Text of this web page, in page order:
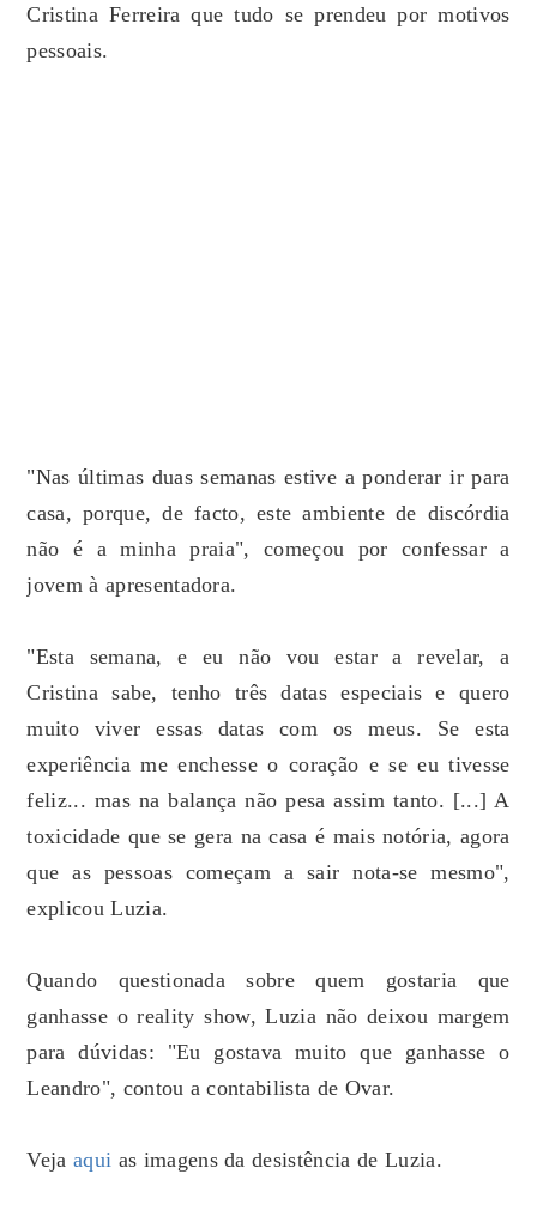
Cristina Ferreira que tudo se prendeu por motivos
pessoais.
"Nas últimas duas semanas estive a ponderar ir para
casa, porque, de facto, este ambiente de discórdia
não é a minha praia", começou por confessar a
jovem à apresentadora.
"Esta semana, e eu não vou estar a revelar, a
Cristina sabe, tenho três datas especiais e quero
muito viver essas datas com os meus. Se esta
experiência me enchesse o coração e se eu tivesse
feliz... mas na balança não pesa assim tanto. [...] A
toxicidade que se gera na casa é mais notória, agora
que as pessoas começam a sair nota-se mesmo",
explicou Luzia.
Quando questionada sobre quem gostaria que
ganhasse o reality show, Luzia não deixou margem
para dúvidas: "Eu gostava muito que ganhasse o
Leandro", contou a contabilista de Ovar.
Vejaaqui as imagens da desistência de Luzia.